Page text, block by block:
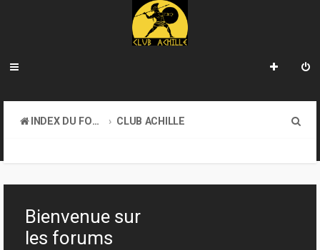
INDEX DU FORUM
CLUB ACHILLE
h
Bienvenue sur
les forums